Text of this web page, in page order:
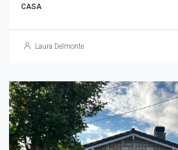
CASA
Laura Delmonte